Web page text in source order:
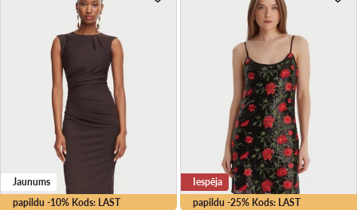
papildu -10% Kods: LAST
Jaunums
papildu -25% Kods: LAST
Iespēja